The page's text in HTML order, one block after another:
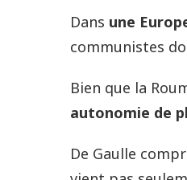
Dans une
communistes
Bien que la
autonomie de
De Gaulle